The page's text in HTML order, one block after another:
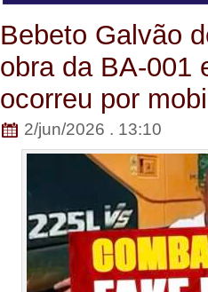
Bebeto Galvão
obra da BA-001
ocorreu por
2/jun/2026 . 13:10